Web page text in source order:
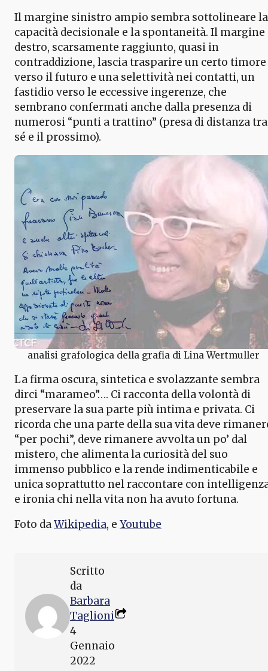
Il margine sinistro ampio sembra sottolineare la
capacità decisionale e la spontaneità. Il margine
destro, scarsamente raggiunto, quasi in
contraddizione, lascia trasparire un certo timore
verso il futuro e una selettività nei contatti, un
fastidio verso le eccessive ingerenze, che
sembrano confermati anche dalla presenza di
numerosi “punti a trattino” (presa di distanza tra
sé e il prossimo).
analisi grafologica della grafia di Lina Wertmuller
La firma oscura, sintetica e svolazzante sembra
dirci “marameo”…. Ci racconta della volontà di
preservare la sua parte più intima e privata. Ci
ricorda che una parte della sua vita deve
“per pochi”, deve rimanere avvolta un po’ dal
mistero, che alimenta la curiosità del suo
immenso pubblico e la rende indimenticabile e
unica soprattutto nel raccontare con
e ironia chi nella vita non ha avuto fortuna.
Foto daWikipedia, e Youtube
Scritto
da
Barbara
Taglioni
4
Gennaio
2022